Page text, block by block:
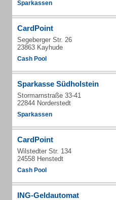
Sparkassen
CardPoint
Segeberger Str. 26
23863 Kayhude
Cash Pool
Sparkasse Südholstein
Stormarnstraße 33-41
22844 Norderstedt
Sparkassen
CardPoint
Wilstedter Str. 134
24558 Henstedt
Cash Pool
ING-Geldautomat